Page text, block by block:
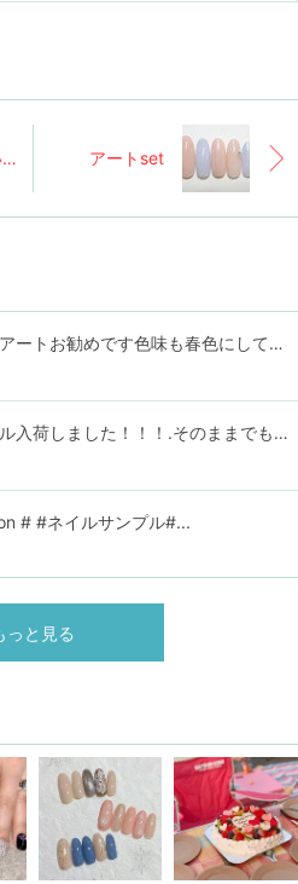
祝ってもらいました！！ アートset
. April Art set.春らしいお花アートお勧めです色味も春色にしてみて下...
.最近話題のフラッシュネイル入荷しました！！！.そのままでも綺麗ですがフラッシュを...
# #ネイルサンプル#...
っと見る